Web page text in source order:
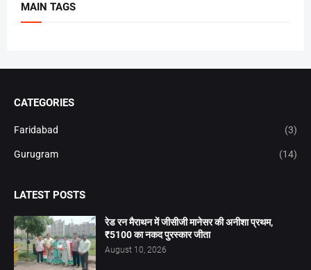
MAIN TAGS
CATEGORIES
Faridabad (3)
Gurugram (14)
LATEST POSTS
रेड रन मैराथन में जीसीजी मानेसर की अनीशा प्रथम,
₹5100 का नकद पुरस्कार जीता
August 10, 2026